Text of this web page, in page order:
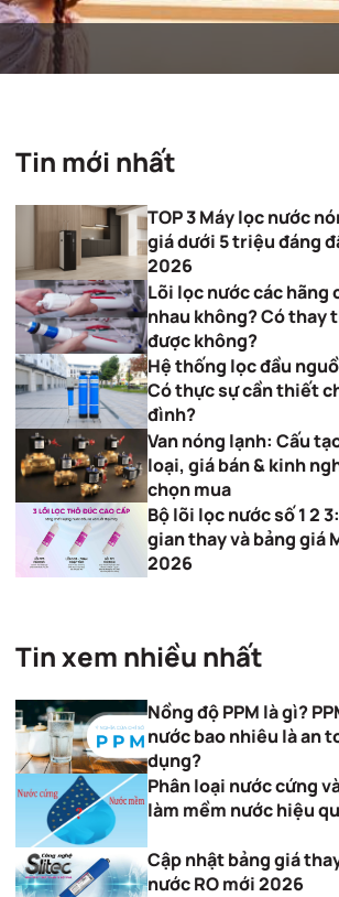
Tin mới nhất
TOP 3 Máy lọc nước
giá dưới 5 triệu đáng
2026
Lõi lọc nước các hãng
nhau không? Có thay
được không?
Hệ thống lọc đầu
Có thực sự cần thiết
đình?
Van nóng lạnh: Cấu
loại, giá bán & kinh
chọn mua
Bộ lõi lọc nước số 1 2
gian thay và bảng giá
2026
Tin xem nhiều nhất
Nồng độ PPM là gì?
nước bao nhiêu là an
dụng?
Phân loại nước cứng
làm mềm nước hiệu
Cập nhật bảng giá
nước RO mới 2026